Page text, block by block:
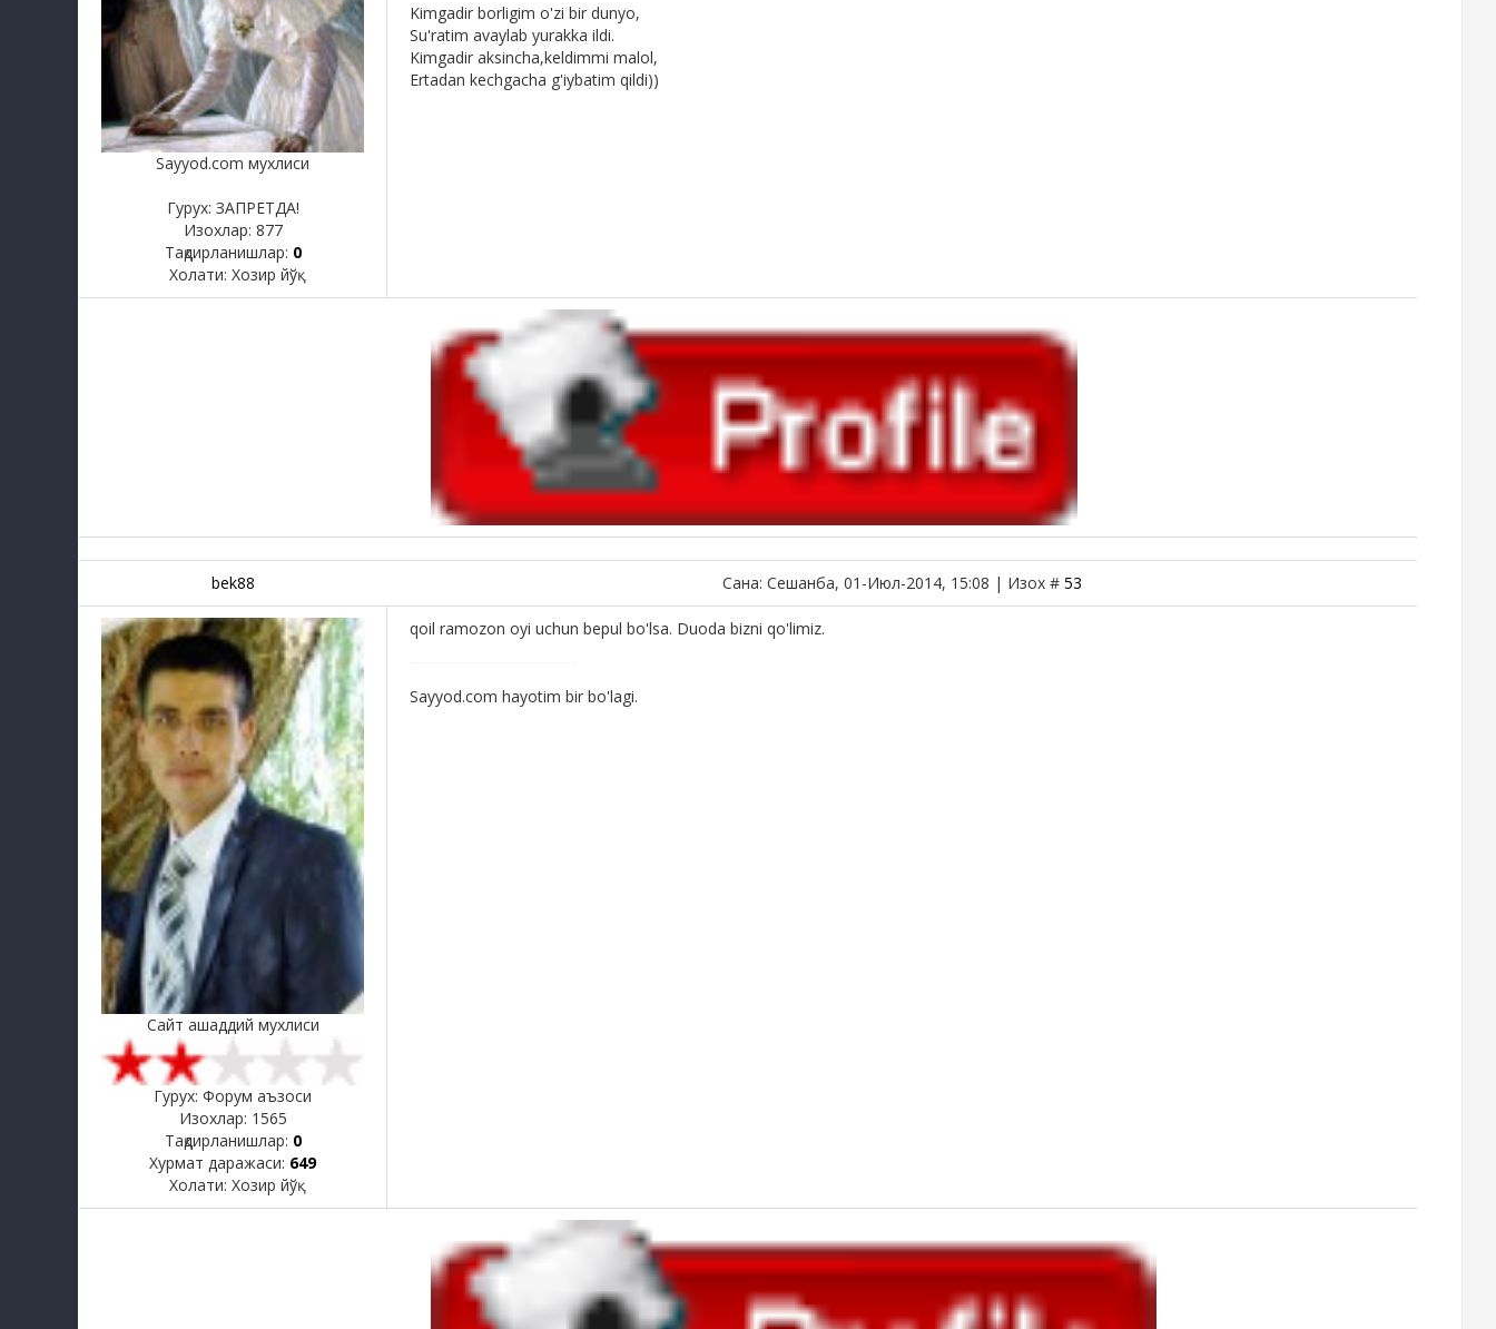
Sayyod.com мухлиси
Гурух: ЗАПРЕТДА!
Изохлар: 877
Тақдирланишлар: 0
Холати: Хозир йўқ
Kimgadir borligim o'zi bir dunyo,
Su'ratim avaylab yurakka ildi.
Kimgadir aksincha,keldimmi malol,
Ertadan kechgacha g'iybatim qildi))
bek88 Сана: Сешанба, 01-Июл-2014, 15:08 | Изох # 53
Сайт ашаддий мухлиси
Гурух: Форум аъзоси
Изохлар: 1565
Тақдирланишлар: 0
Хурмат даражаси: 649
Холати: Хозир йўқ
qoil ramozon oyi uchun bepul bo'lsa. Duoda bizni qo'limiz.
Sayyod.com hayotim bir bo'lagi.